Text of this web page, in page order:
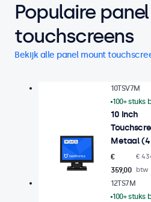
Populaire
touchscreens
Bekijk alle panel mount
10 Inch
Metaal
10TSV7M
100+ stuks
€
359,00
€
btw
12TS7M
100+ stuks